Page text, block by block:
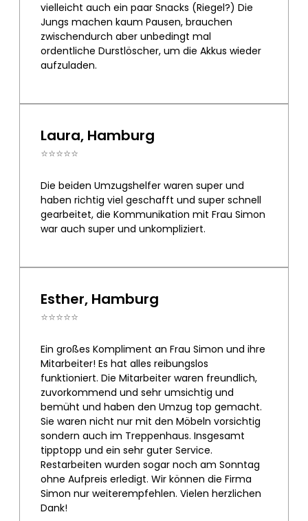
vielleicht auch ein paar Snacks (Riegel?) Die
Jungs machen kaum Pausen, brauchen
zwischendurch aber unbedingt mal
ordentliche Durstlöscher, um die Akkus wieder
aufzuladen.
Laura, Hamburg
⭐⭐⭐⭐⭐
Die beiden Umzugshelfer waren super und
haben richtig viel geschafft und super schnell
gearbeitet, die Kommunikation mit Frau Simon
war auch super und unkompliziert.
Esther, Hamburg
⭐⭐⭐⭐⭐
Ein großes Kompliment an Frau Simon und ihre
Mitarbeiter! Es hat alles reibungslos
funktioniert. Die Mitarbeiter waren freundlich,
zuvorkommend und sehr umsichtig und
bemüht und haben den Umzug top gemacht.
Sie waren nicht nur mit den Möbeln vorsichtig
sondern auch im Treppenhaus. Insgesamt
tipptopp und ein sehr guter Service.
Restarbeiten wurden sogar noch am Sonntag
ohne Aufpreis erledigt. Wir können die Firma
Simon nur weiterempfehlen. Vielen herzlichen
Dank!